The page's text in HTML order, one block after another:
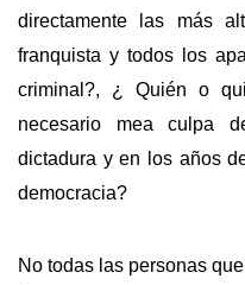
directamente las más
franquista y todos los
criminal?, ¿ Quién o
necesario mea culpa
dictadura y en los años
democracia?
No todas las personas